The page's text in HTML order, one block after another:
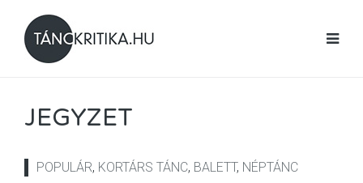
JEGYZET
POPULÁR, KORTÁRS TÁNC, BALETT, NÉPTÁNC